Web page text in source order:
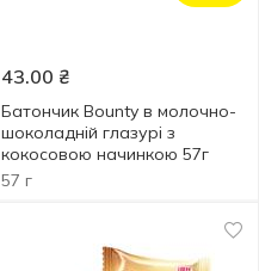
43.00 ₴
Батончик Bounty в молочно-
шоколадній глазурі з
кокосовою начинкою 57г
57 г